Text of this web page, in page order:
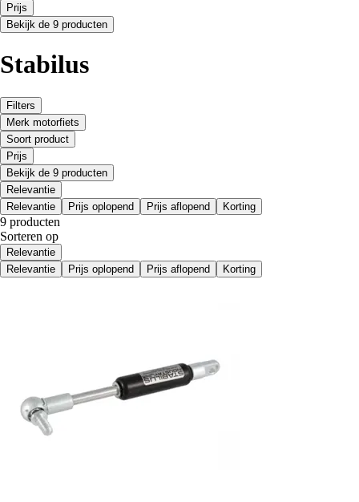
Prijs
Bekijk de 9 producten
Stabilus
Filters
Merk motorfiets
Soort product
Prijs
Bekijk de 9 producten
Relevantie
Relevantie
Prijs oplopend Prijs aflopend Korting
9 producten
Sorteren op
Relevantie
Relevantie
Prijs oplopend Prijs aflopend Korting